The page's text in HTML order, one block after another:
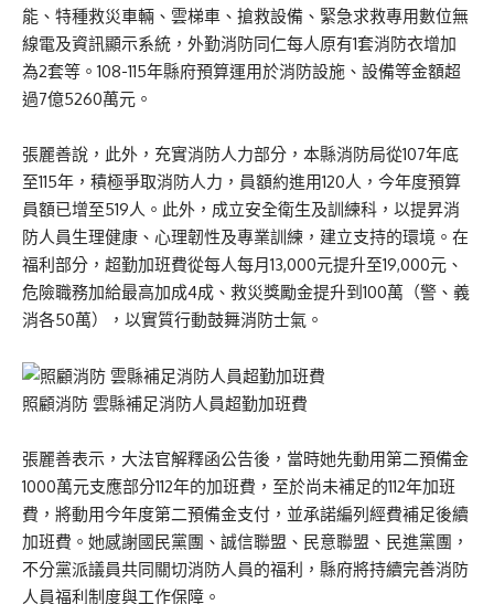
能、特種救災車輛、雲梯車、搶救設備、緊急求救專用數位無
線電及資訊顯示系統，外勤消防同仁每人原有1套消防衣增加
為2套等。108-115年縣府預算運用於消防設施、設備等金額超
過7億5260萬元。
張麗善說，此外，充實消防人力部分，本縣消防局從107年底
至115年，積極爭取消防人力，員額約進用120人，今年度預算
員額已增至519人。此外，成立安全衛生及訓練科，以提昇消
防人員生理健康、心理韌性及專業訓練，建立支持的環境。在
福利部分，超勤加班費從每人每月13,000元提升至19,000元、
危險職務加給最高加成4成、救災獎勵金提升到100萬（警、義
消各50萬），以實質行動鼓舞消防士氣。
照顧消防 雲縣補足消防人員超勤加班費
張麗善表示，大法官解釋函公告後，當時她先動用第二預備金
1000萬元支應部分112年的加班費，至於尚未補足的112年加班
費，將動用今年度第二預備金支付，並承諾編列經費補足後續
加班費。她感謝國民黨團、誠信聯盟、民意聯盟、民進黨團，
不分黨派議員共同關切消防人員的福利，縣府將持續完善消防
人員福利制度與工作保障。